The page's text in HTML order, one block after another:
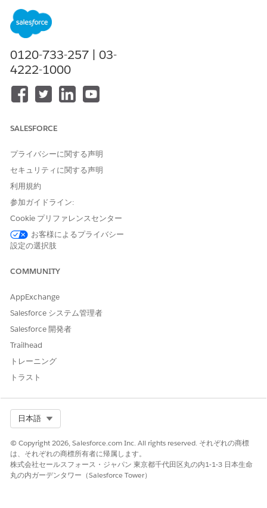
0120-733-257 | 03-
4222-1000
SALESFORCE
プライバシーに関する声明
セキュリティに関する声明
利用規約
参加ガイドライン:
Cookie プリファレンスセンター
お客様によるプライバシー
設定の選択肢
COMMUNITY
AppExchange
Salesforce システム管理者
Salesforce 開発者
Trailhead
トレーニング
トラスト
日本語
© Copyright 2026, Salesforce.com Inc. All rights reserved. それぞれの商標
は、それぞれの商標所有者に帰属します。
株式会社セールスフォース・ジャパン 東京都千代田区丸の内1-1-3 日本生命
丸の内ガーデンタワー（Salesforce Tower）